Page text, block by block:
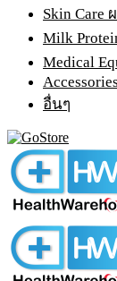
Skin
Milk
Medical
Accessories
อื่นๆ